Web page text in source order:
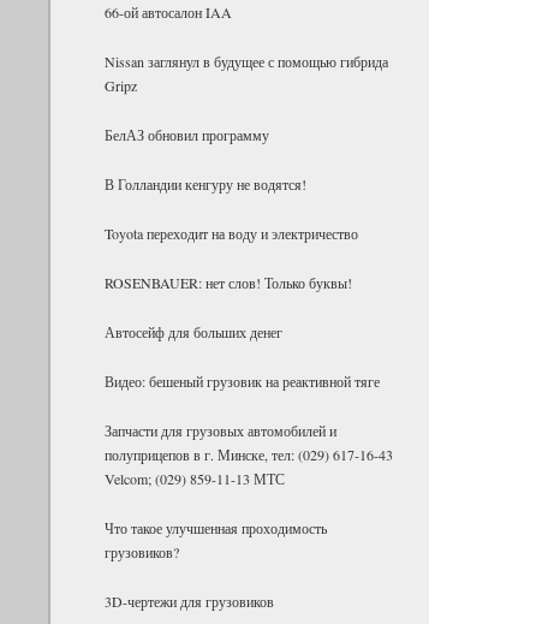
66-ой автосалон IAA
Nissan заглянул в будущее с помощью гибрида
Gripz
БелАЗ об­но­вил про­грамму
В Гол­лан­дии кен­гуру не во­дятся!
Toyota пе­ре­хо­дит на воду и элек­три­че­ство
ROSENBAUER: нет слов! Только буквы!
Ав­то­сейф для боль­ших денег
Видео: бешеный грузовик на реактивной тяге
Запчасти для грузовых автомобилей и
полуприцепов в г. Минске, тел: (029) 617-16-43
Velcom; (029) 859-11-13 МТС
Что такое улучшенная проходимость
грузовиков?
3D-чертежи для грузовиков